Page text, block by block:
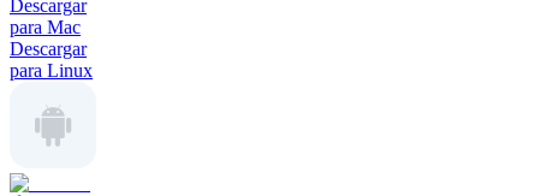
Descargar
para Mac
Descargar
para Linux